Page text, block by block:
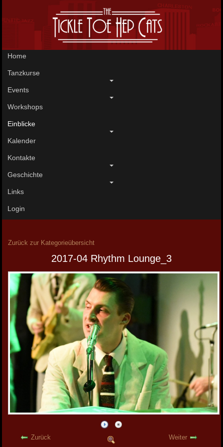
Home
Tanzkurse
Events
Workshops
Einblicke
Kalender
Kontakte
Geschichte
Links
Login
Zurück zur Kategorieübersicht
2017-04 Rhythm Lounge_3
Zurück Weiter